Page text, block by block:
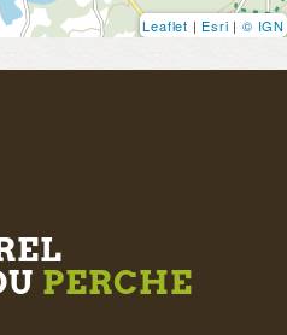
Leaflet | Esri | © IGN
PERCHE